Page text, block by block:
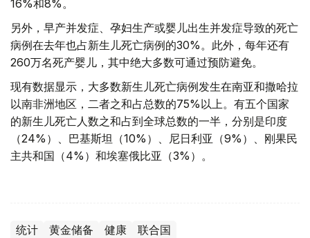
16%和8%。
另外，早产并发症、孕妇生产或婴儿出生并发症导致的死亡
病例在去年也占新生儿死亡病例的30%。此外，每年还有
260万名死产婴儿，其中绝大多数可通过预防避免。
现有数据显示，大多数新生儿死亡病例发生在南亚和撒哈拉
以南非洲地区，二者之和占总数的75%以上。有五个国家
的新生儿死亡人数之和占到全球总数的一半，分别是印度
（24%）、巴基斯坦（10%）、尼日利亚（9%）、刚果民
主共和国（4%）和埃塞俄比亚（3%）。
统计 黄金储备 健康 联合国